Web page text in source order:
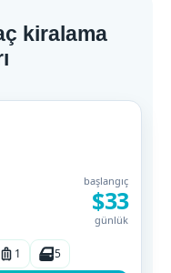
kiralama
başlangıç
$33
günlük
1 5